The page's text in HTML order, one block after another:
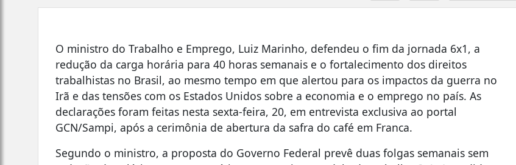
O ministro do Trabalho e Emprego, Luiz Marinho, defendeu o fim da jornada 6x1, a
redução da carga horária para 40 horas semanais e o fortalecimento dos direitos
trabalhistas no Brasil, ao mesmo tempo em que alertou para os impactos da guerra no
Irã e das tensões com os Estados Unidos sobre a economia e o emprego no país. As
declarações foram feitas nesta sexta-feira, 20, em entrevista exclusiva ao portal
GCN/Sampi, após a cerimônia de abertura da safra do café em Franca.
Segundo o ministro, a proposta do Governo Federal prevê duas folgas semanais sem